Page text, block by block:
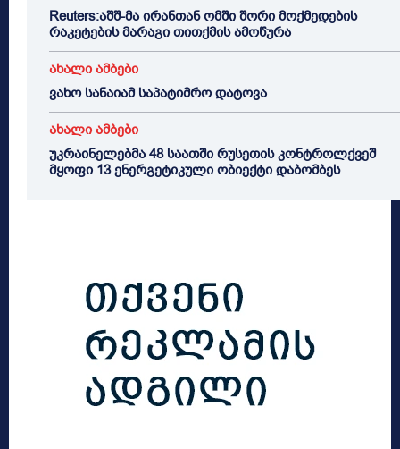
Reuters:აშშ-მა ირანთან ომში შორი მოქმედების
რაკეტების მარაგი თითქმის ამოწურა
ახალი ამბები
ვახო სანაიამ საპატიმრო დატოვა
ახალი ამბები
უკრაინელებმა 48 საათში რუსეთის კონტროლქვეშ
მყოფი 13 ენერგეტიკული ობიექტი დაბომბეს